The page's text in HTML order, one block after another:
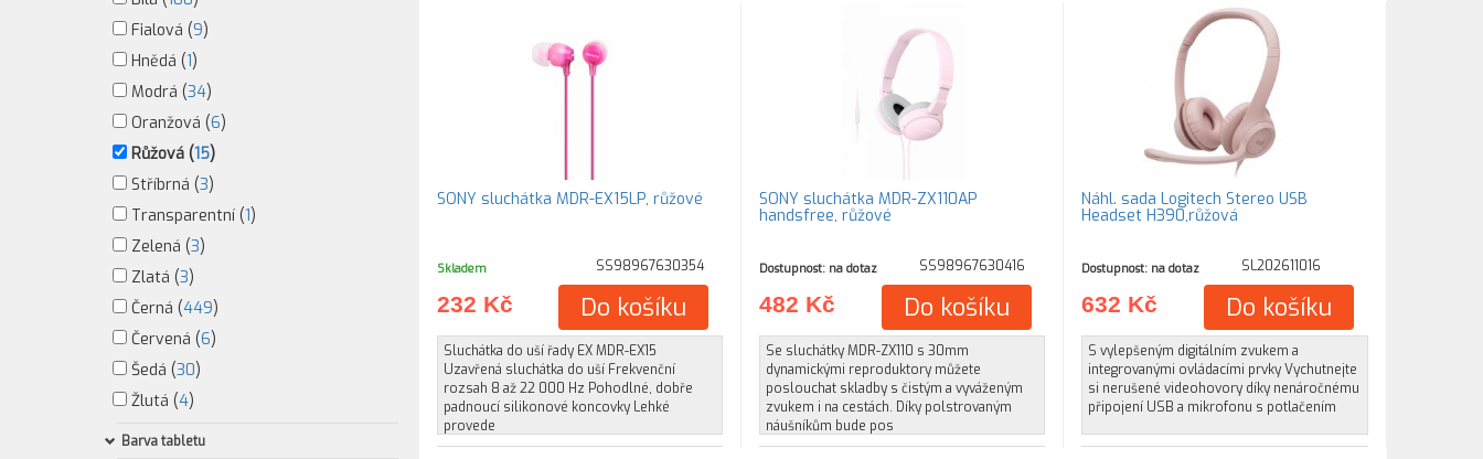
Fialová (9)
Hnědá (1)
Modrá (34)
Oranžová (6)
Růžová (15)
Stříbrná (3)
Transparentní (1)
Zelená (3)
Zlatá (3)
Černá (449)
Červená (6)
Šedá (30)
Žlutá (4)
Barva tabletu
SONY sluchátka MDR-EX15LP, růžové
Skladem SS98967630354
232 Kč Do košíku
Sluchátka do uší řady EX MDR-EX15
Uzavřená sluchátka do uší Frekvenční
rozsah 8 až 22 000 Hz Pohodlné, dobře
padnoucí silikonové koncovky Lehké
provede
SONY sluchátka MDR-ZX110AP
handsfree, růžové
Dostupnost: na dotaz SS98967630416
482 Kč Do košíku
Se sluchátky MDR-ZX110 s 30mm
dynamickými reproduktory můžete
poslouchat skladby s čistým a vyváženým
zvukem i na cestách. Díky polstrovaným
náušníkům bude pos
Náhl. sada Logitech Stereo USB
Headset H390,růžová
Dostupnost: na dotaz SL202611016
632 Kč Do košíku
S vylepšeným digitálním zvukem a
integrovanými ovládacími prvky Vychutnejte
si nerušené videohovory díky nenáročnému
připojení USB a mikrofonu s potlačením